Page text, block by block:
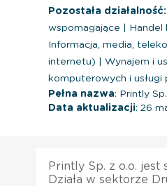
Pozostała działalność:
wspomagające
Handel
Informacja, media,
internetu)
Wynajem i
komputerowych i usługi
Pełna nazwa: Printly
Data aktualizacji: 26
Printly Sp. z o.o. jest
Działa w sektorze